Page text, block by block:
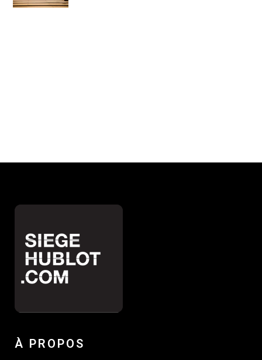
À PROPOS